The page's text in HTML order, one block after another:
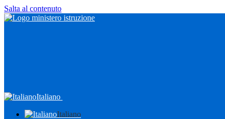
Salta al contenuto
Italiano
Italiano